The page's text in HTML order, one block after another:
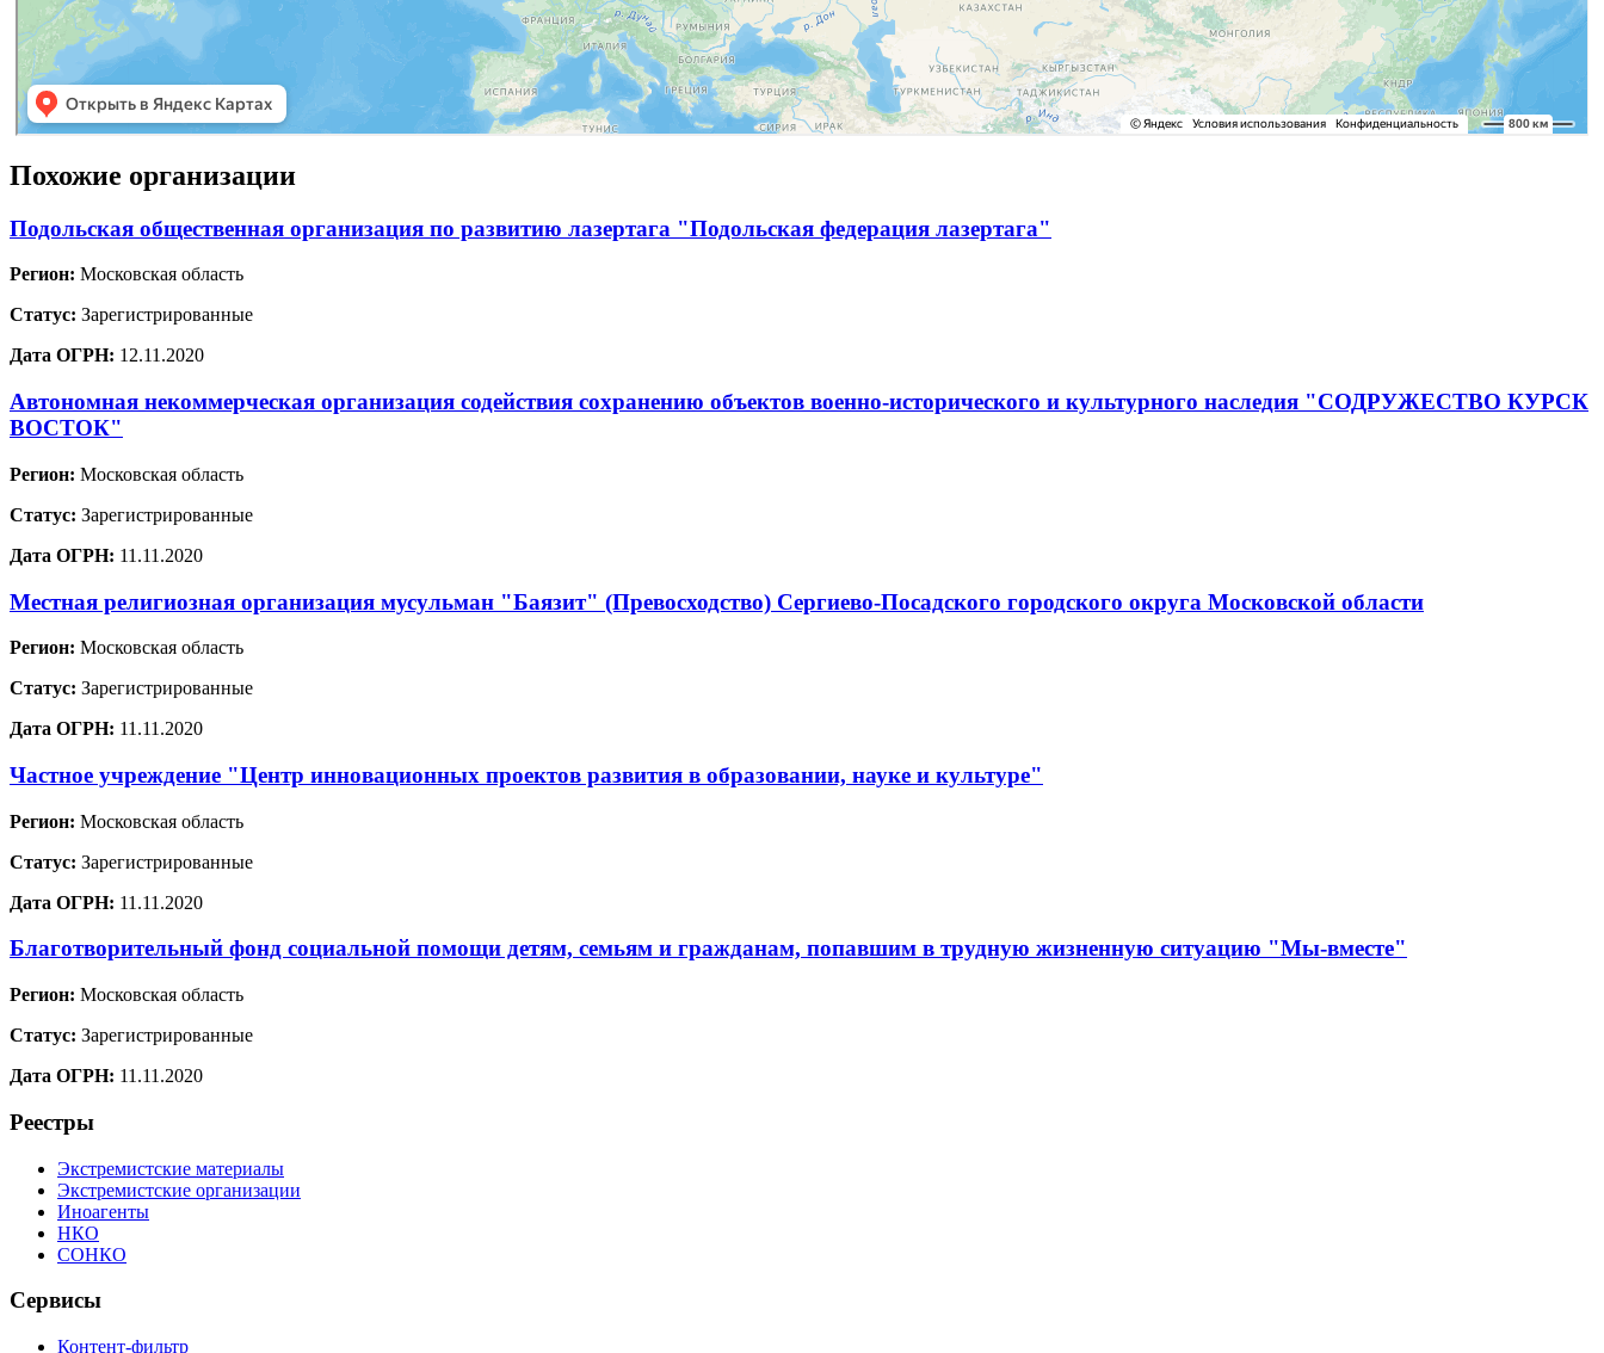
Похожие организации
Подольская общественная организация по развитию лазертага "Подольская федерация лазертага"
Регион: Московская область
Статус: Зарегистрированные
Дата ОГРН: 12.11.2020
Автономная некоммерческая организация содействия сохранению объектов военно-исторического и культурного наследия "СОДРУЖЕСТВО КУРСК
ВОСТОК"
Регион: Московская область
Статус: Зарегистрированные
Дата ОГРН: 11.11.2020
Местная религиозная организация мусульман "Баязит" (Превосходство) Сергиево-Посадского городского округа Московской области
Регион: Московская область
Статус: Зарегистрированные
Дата ОГРН: 11.11.2020
Частное учреждение "Центр инновационных проектов развития в образовании, науке и культуре"
Регион: Московская область
Статус: Зарегистрированные
Дата ОГРН: 11.11.2020
Благотворительный фонд социальной помощи детям, семьям и гражданам, попавшим в трудную жизненную ситуацию "Мы-вместе"
Регион: Московская область
Статус: Зарегистрированные
Дата ОГРН: 11.11.2020
Реестры
Экстремистские материалы
Экстремистские организации
Иноагенты
НКО
СОНКО
Сервисы
Контент-фильтр